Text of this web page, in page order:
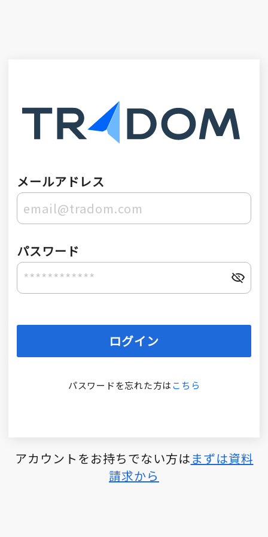
メールアドレス
パスワード
ログイン
パスワードを忘れた方はこちら
アカウントをお持ちでない方はまずは資料
請求から